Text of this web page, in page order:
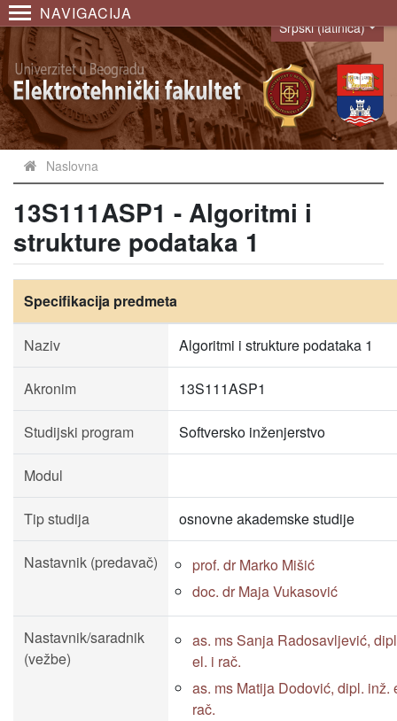
NAVIGACIJA
Language
Srpski (latinica)
Naslovna
13S111ASP1 - Algoritmi i
strukture podataka 1
Specifikacija predmeta
Naziv Algoritmi i strukture podataka 1
Akronim 13S111ASP1
Studijski program Softversko inženjerstvo
Modul
Tip studija osnovne akademske studije
Nastavnik (predavač)
prof. dr Marko Mišić
doc. dr Maja Vukasović
Nastavnik/saradnik
(vežbe)
as. ms Sanja Radosavljević,
el. i rač.
as. ms Matija Dodović, dipl. inž.
rač.